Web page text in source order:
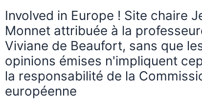
Involved in Europe ! Site chaire
Monnet attribuée à la
Viviane de Beaufort, sans que
opinions émises n'impliquent
la responsabilité de la
européenne